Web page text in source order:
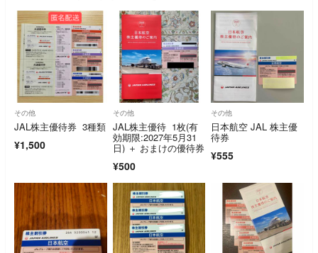
その他
JAL株主優待券 3種類
¥1,500
その他
JAL株主優待 1枚(有
効期限:2027年5月31
日) ＋ おまけの優待券
¥500
その他
日本航空 JAL 株主優
待券
¥555